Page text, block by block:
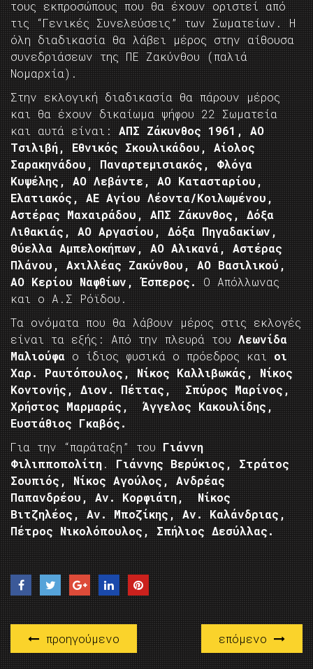
τους εκπροσώπους που θα έχουν οριστεί από
τις “Γενικές Συνελεύσεις” των Σωματείων. Η
όλη διαδικασία θα λάβει μέρος στην αίθουσα
συνεδριάσεων της ΠΕ Ζακύνθου (παλιά
Νομαρχία).
Στην εκλογική διαδικασία θα πάρουν μέρος
και θα έχουν δικαίωμα ψήφου 22 Σωματεία
και αυτά είναι: ΑΠΣ Ζάκυνθος 1961, ΑΟ
Τσιλιβή, Εθνικός Σκουλικάδου, Αίολος
Σαρακηνάδου, Παναρτεμισιακός, Φλόγα
Κυψέλης, ΑΟ Λεβάντε, ΑΟ Κατασταρίου,
Ελατιακός, ΑΕ Αγίου Λέοντα/Κοιλωμένου,
Αστέρας Μαχαιράδου, ΑΠΣ Ζάκυνθος, Δόξα
Λιθακιάς, ΑΟ Αργασίου, Δόξα Πηγαδακίων,
Θύελλα Αμπελοκήπων, ΑΟ Αλικανά, Αστέρας
Πλάνου, Αχιλλέας Ζακύνθου, ΑΟ Βασιλικού,
ΑΟ Κερίου Ναφθίων, Έσπερος.
Ο Απόλλωνας
και ο Α.Σ Ρόϊδου.
Τα ονόματα που θα λάβουν μέρος στις εκλογές
είναι τα εξής: Aπό την πλευρά του Λεωνίδα
Μαλιούφα ο ίδιος φυσικά ο πρόεδρος και οι
Χαρ. Ραυτόπουλος, Νίκος Καλλιβωκάς, Νίκος
Κοντονής, Διον. Πέττας, Σπύρος Μαρίνος,
Χρήστος Μαρμαράς, Άγγελος Κακουλίδης,
Ευστάθιος Γκαβός.
Για την “παράταξη” του Γιάννη
Φιλιπποπολίτη. Γιάννης Βερύκιος, Στράτος
Σουπιός, Νίκος Αγούλος, Ανδρέας
Παπανδρέου, Αν. Κορφιάτη, Νίκος
Βιτζηλέος, Αν. Μποζίκης, Αν. Καλάνδριας,
Πέτρος Νικολόπουλος, Σπήλιος Δεσύλλας.
προηγούμενο επόμενο